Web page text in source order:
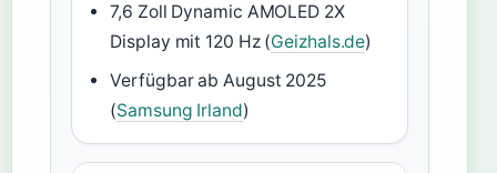
7,6 Zoll Dynamic AMOLED 2X
Display mit 120 Hz (Geizhals.de)
Verfügbar ab August 2025
(Samsung Irland)